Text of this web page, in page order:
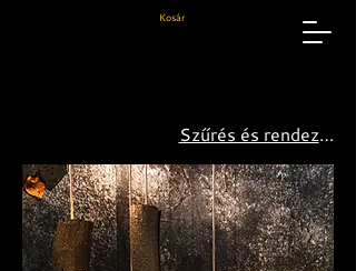
Kosár
Szűrés és rendezés